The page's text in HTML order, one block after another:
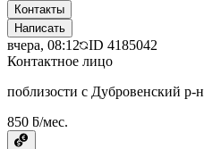
Контакты
Написать
вчера, 08:12 ID 4185042
Контактное лицо
поблизости с Дубровенский р-н
850 ƃ/мес.